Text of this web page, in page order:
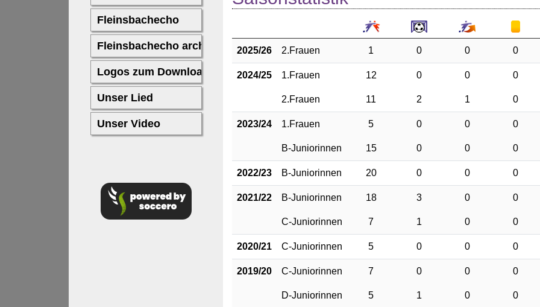
2025/26 2.Frauen 1 0 0 0
2024/25 1.Frauen 12 0 0 0
2.Frauen 11 2 1 0
2023/24 1.Frauen 5 0 0 0
B-Juniorinnen 15 0 0 0
2022/23 B-Juniorinnen 20 0 0 0
2021/22 B-Juniorinnen 18 3 0 0
C-Juniorinnen 7 1 0 0
2020/21 C-Juniorinnen 5 0 0 0
2019/20 C-Juniorinnen 7 0 0 0
D-Juniorinnen 5 1 0 0